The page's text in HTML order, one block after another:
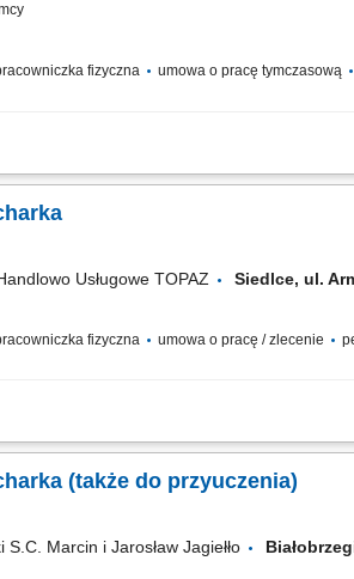
fizyczna umowa o pracę tymczasową
prowadzenie powierzonej sekcji
Usługowe TOPAZ Siedlce, ul.
fizyczna umowa o pracę / zlecenie
przygotowywanie potraw zgodnie z recepturą i
(także do przyuczenia)
Marcin i Jarosław Jagiełło